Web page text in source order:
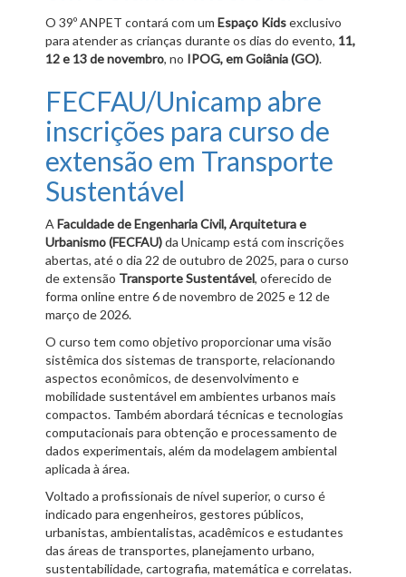
O 39º ANPET contará com um Espaço Kidsexclusivo
para atender as crianças durante os dias do evento, 11,
12 e 13 de novembro, no IPOG, em Goiânia (GO).
FECFAU/Unicamp abre
inscrições para curso de
extensão em Transporte
Sustentável
A Faculdade de Engenharia Civil, Arquitetura e
Urbanismo (FECFAU)da Unicamp está com inscrições
abertas, até o dia 22 de outubro de 2025, para o curso
de extensão Transporte Sustentável, oferecido de
forma online entre 6 de novembro de 2025 e 12 de
março de 2026.
O curso tem como objetivo proporcionar uma visão
sistêmica dos sistemas de transporte, relacionando
aspectos econômicos, de desenvolvimento e
mobilidade sustentável em ambientes urbanos mais
compactos. Também abordará técnicas e tecnologias
computacionais para obtenção e processamento de
dados experimentais, além da modelagem ambiental
aplicada à área.
Voltado a profissionais de nível superior, o curso é
indicado para engenheiros, gestores públicos,
urbanistas, ambientalistas, acadêmicos e estudantes
das áreas de transportes, planejamento urbano,
sustentabilidade, cartografia, matemática e correlatas.